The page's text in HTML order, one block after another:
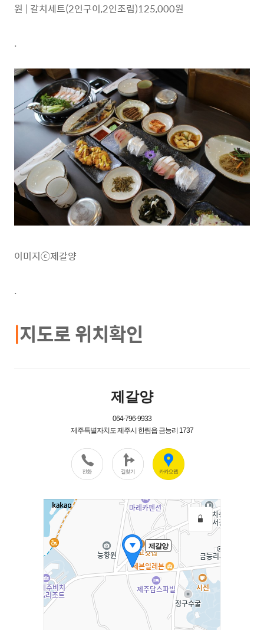
원 | 갈치세트(2인구이,2인조림)125,000원
.
이미지ⓒ제갈양
.
|지도로 위치확인